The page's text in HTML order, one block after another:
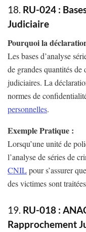
18. RU-024 :
Judiciaire
Pourquoi la
Les bases d’analyse
de grandes quantités de
judiciaires. La
normes de
personnelles.
Exemple Pratique :
Lorsqu’une unité de
l’analyse de séries de
CNILpour s’assurer
des victimes sont
19. RU-018 :
Rapprochement